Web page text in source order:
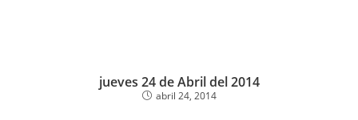
jueves 24 de Abril del 2014
abril 24, 2014